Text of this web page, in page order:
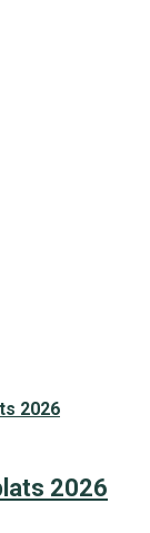
2026